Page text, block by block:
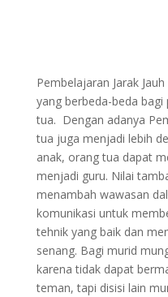
Pembelajaran Jarak
yang berbeda-beda
tua. Dengan adanya
tua juga menjadi lebih
anak, orang tua dapat
menjadi guru. Nilai
menambah wawasan
komunikasi untuk
tehnik yang baik dan
senang. Bagi murid
karena tidak dapat
teman, tapi disisi lain